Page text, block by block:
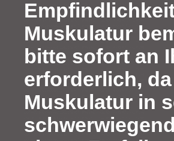
Muskulatur
bitte sofort an
erforderlich,
Muskulatur in